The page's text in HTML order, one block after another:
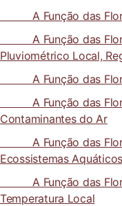
A Função das
A Função das
Pluviométrico Local,
A Função das
A Função das
Contaminantes do Ar
A Função das
Ecossistemas
A Função das
Temperatura Local